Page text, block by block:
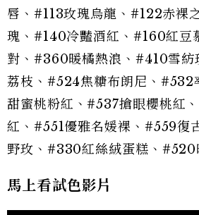
唇、#113玫瑰烏龍、#122赤裸
瑰、#140冷豔酒紅、#160紅豆
對、#360暖橘熱浪、#410雪
荔枝、#524焦糖布朗尼、#532
甜蜜桃粉紅、#537搶眼櫻桃紅
紅、#551優雅名媛裸、#559復
野玫、#330紅絲絨蛋糕、#520
馬上看試色影片